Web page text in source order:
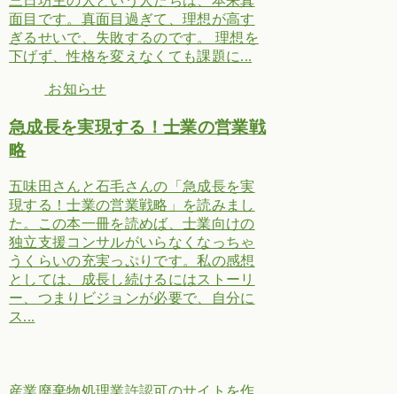
面目です。真面目過ぎて、理想が高す
ぎるせいで、失敗するのです。 理想を
下げず、性格を変えなくても課題に...
お知らせ
急成長を実現する！士業の営業戦
略
五味田さんと石毛さんの「急成長を実
現する！士業の営業戦略」を読みまし
た。この本一冊を読めば、士業向けの
独立支援コンサルがいらなくなっちゃ
うくらいの充実っぷりです。私の感想
としては、成長し続けるにはストーリ
ー、つまりビジョンが必要で、自分に
ス...